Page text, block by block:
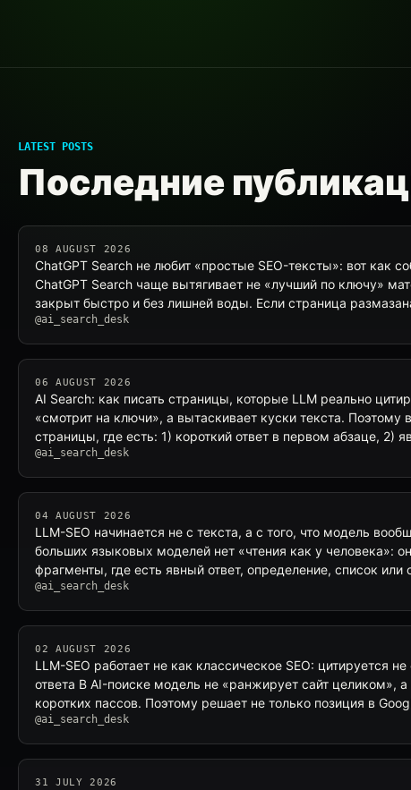
LATEST POSTS
Последние
08 AUGUST 2026
ChatGPT Search не любит «простые SEO-тексты»: вот как
ChatGPT Search чаще вытягивает не «лучший по ключу»
закрыт быстро и без лишней воды. Если страница
@ai_search_desk
06 AUGUST 2026
AI Search: как писать страницы, которые LLM реально
«смотрит на ключи», а вытаскивает куски текста. Поэтому
страницы, где есть: 1) короткий ответ в первом абзаце, 2)
@ai_search_desk
04 AUGUST 2026
LLM-SEO начинается не с текста, а с того, что модель
больших языковых моделей нет «чтения как у человека»:
фрагменты, где есть явный ответ, определение, список или
@ai_search_desk
02 AUGUST 2026
LLM-SEO работает не как классическое SEO: цитируется
ответа В AI-поиске модель не «ранжирует сайт целиком», а
коротких пассов. Поэтому решает не только позиция в
@ai_search_desk
31 JULY 2026